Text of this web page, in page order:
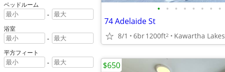
ベッドルーム
-
浴室
-
平方フィート
-
• • • • • • • •
74 Adelaide St
8/1 6br1200ft2 Kawartha Lakes
$650